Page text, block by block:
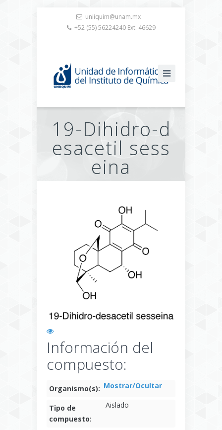
uniiquim@unam.mx
+52 (55) 56224240 Ext. 46629
19-Dihidro-d
esacetil sess
eina
Información del
compuesto:
Organismo(s): Mostrar/Ocultar
Tipo de
compuesto:
Aislado